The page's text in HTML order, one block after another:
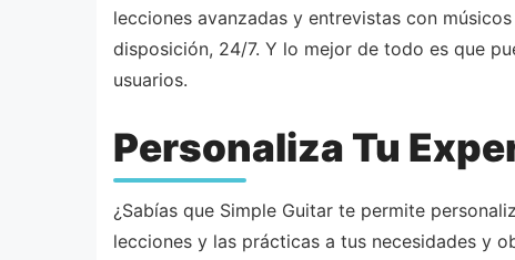
lecciones avanzadas y entrevistas con
disposición, 24/7. Y lo mejor de todo es que
usuarios.
Personaliza Tu
¿Sabías que Simple Guitar te permite
lecciones y las prácticas a tus necesidades y